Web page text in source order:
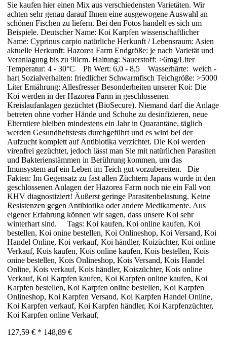
Sie kaufen hier einen Mix aus verschiedensten Varietäten. Wir
achten sehr genau darauf Ihnen eine ausgewogene Auswahl an
schönen Fischen zu liefern. Bei den Fotos handelt es sich um
Beispiele. Deutscher Name: Koi Karpfen wissenschaftlicher
Name: Cyprinus carpio natürliche Herkunft / Lebensraum: Asien
aktuelle Herkunft: Hazorea Farm Endgröße: je nach Varietät und
Veranlagung bis zu 90cm. Haltung: Sauerstoff: >6mg/Liter
Temperatur: 4 - 30°C Ph Wert: 6,0 - 8,5 Wasserhärte: weich -
hart Sozialverhalten: friedlicher Schwarmfisch Teichgröße: >5000
Liter Ernährung: Allesfresser Besonderheiten unserer Koi: Die
Koi werden in der Hazorea Farm in geschlossenen
Kreislaufanlagen gezüchtet (BioSecure). Niemand darf die Anlage
betreten ohne vorher Hände und Schuhe zu desinfizieren, neue
Elterntiere bleiben mindestens ein Jahr in Quarantäne, täglich
werden Gesundheitstests durchgeführt und es wird bei der
Aufzucht komplett auf Antibiotika verzichtet. Die Koi werden
virenfrei gezüchtet, jedoch lässt man Sie mit natürlichen Parasiten
und Bakterienstämmen in Berührung kommen, um das
Imunsystem auf ein Leben im Teich gut vorzubereiten. Die
Fakten: Im Gegensatz zu fast allen Züchtern Japans wurde in den
geschlossenen Anlagen der Hazorea Farm noch nie ein Fall von
KHV diagnostiziert! Äußerst geringe Parasitenbelastung. Keine
Resistenzen gegen Antibiotika oder andere Medikamente. Aus
eigener Erfahrung können wir sagen, dass unsere Koi sehr
winterhart sind. Tags: Koi kaufen, Koi online kaufen, Koi
bestellen, Koi onine bestellen, Koi Onlineshop, Koi Versand, Koi
Handel Online, Koi verkauf, Koi händler, Koizüchter, Koi online
Verkauf, Kois kaufen, Kois online kaufen, Kois bestellen, Kois
onine bestellen, Kois Onlineshop, Kois Versand, Kois Handel
Online, Kois verkauf, Kois händler, Koiszüchter, Kois online
Verkauf, Koi Karpfen kaufen, Koi Karpfen online kaufen, Koi
Karpfen bestellen, Koi Karpfen online bestellen, Koi Karpfen
Onlineshop, Koi Karpfen Versand, Koi Karpfen Handel Online,
Koi Karpfen verkauf, Koi Karpfen händler, Koi Karpfenzüchter,
Koi Karpfen online Verkauf,
127,59 € * 148,89 €